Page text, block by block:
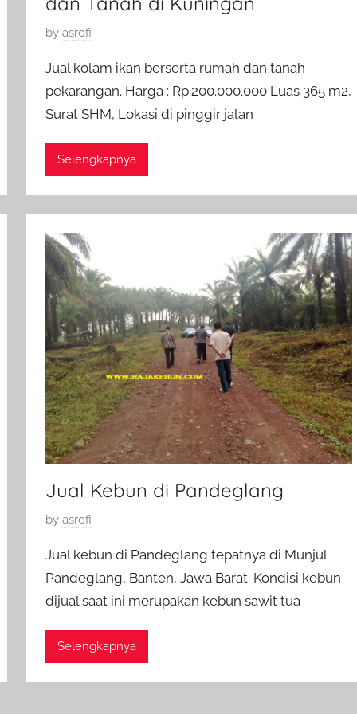
P
s
t
e
n
1
M
e
2
0
1
6
byasrofi
Jual kolam ikan berserta rumah dan tanah
pekarangan. Harga : Rp.200.000.000 Luas 365 m2,
Surat SHM, Lokasi di pinggir jalan
Selengkapnya
Jual Kebun di Pandeglang
P
s
t
e
n
2
byasrofi
Jual kebun di Pandeglang tepatnya di Munjul
Pandeglang, Banten, Jawa Barat. Kondisi kebun
dijual saat ini merupakan kebun sawit tua
Selengkapnya